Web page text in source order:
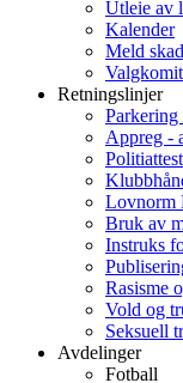
Utleie av
Kalender
Meld
Retningslinjer
Parkering
Appreg -
Politiattest
Lovnorm
Bruk av
Instruks
Rasisme
Vold og
Seksuell
Avdelinger
Fotball